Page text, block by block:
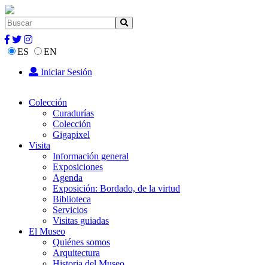
ES
EN
Iniciar Sesión
Colección
Curadurías
Colección
Gigapixel
Visita
Información general
Exposiciones
Agenda
Exposición: Bordado, de la virtud
Biblioteca
Servicios
Visitas guiadas
El Museo
Quiénes somos
Arquitectura